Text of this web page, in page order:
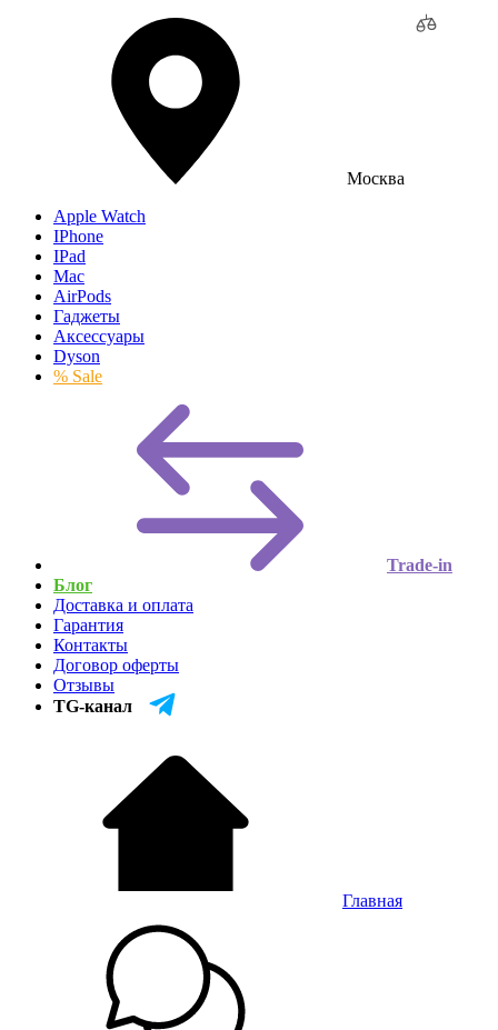
Москва
Apple Watch
IPhone
IPad
Mac
AirPods
Гаджеты
Аксессуары
Dyson
% Sale
Trade-in
Блог
Доставка и оплата
Гарантия
Контакты
Договор оферты
Отзывы
TG-канал
Главная